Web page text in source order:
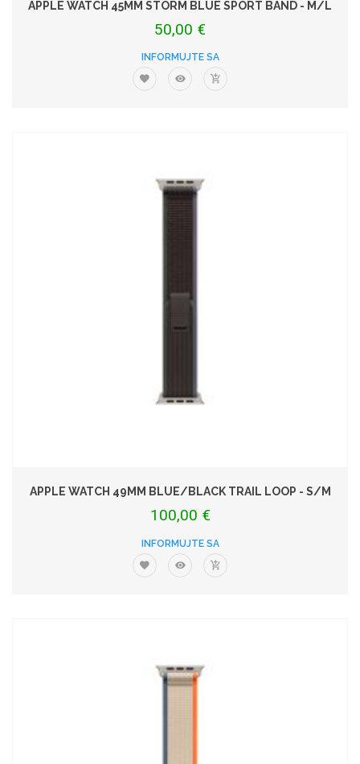
APPLE WATCH 45MM STORM BLUE SPORT BAND - M/L
50,00 €
INFORMUJTE SA
APPLE WATCH 49MM BLUE/BLACK TRAIL LOOP - S/M
100,00 €
INFORMUJTE SA